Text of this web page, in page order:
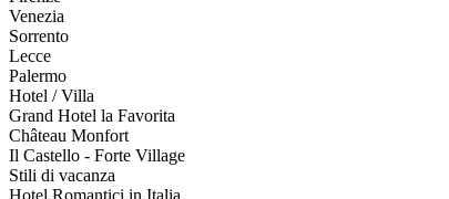
Venezia
Sorrento
Lecce
Palermo
Hotel / Villa
Grand Hotel la Favorita
Château Monfort
Il Castello - Forte Village
Stili di vacanza
Hotel Romantici in Italia